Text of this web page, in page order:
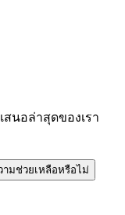
สนอล่าสุดของเรา
ามช่วยเหลือหรือไม่